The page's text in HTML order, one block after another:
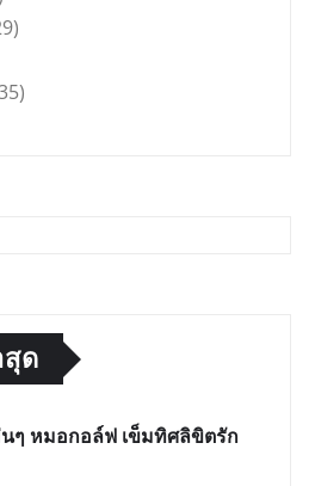
ด
ๆ หมอกอล์ฟ เข็มทิศลิขิตรัก